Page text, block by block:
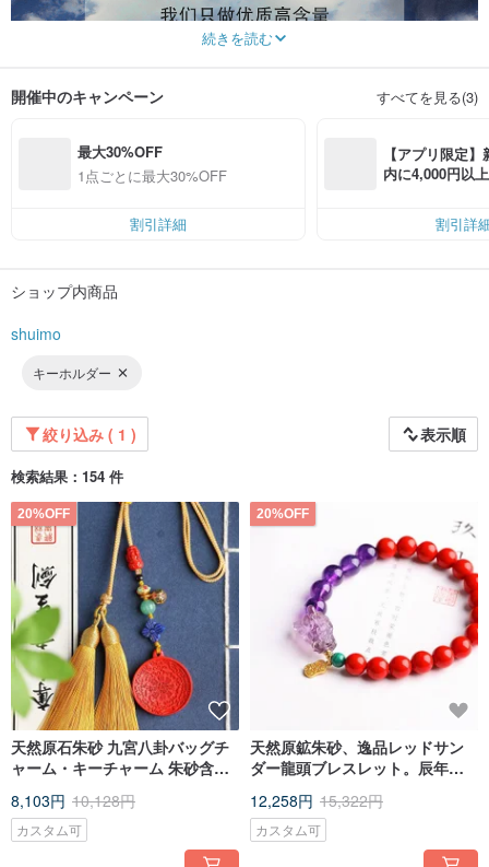
[The best quality cinnabar origin]
Our cinnabar producing area, Fenghuang County, Xiangxi, is located at the
junction of Xiangxi, Hunan and Tongren, Guizhou. This area contains one-third
of China's cinnabar mines and is an important cinnabar mine in China and the
world. The cinnabar Stone in western Hunan is rich in reserves and of special
quality. The color is bright red, the particles are huge and accompanied by
surrounding rocks, it is splendid and good for viewing.
続きを読む
開催中のキャンペーン すべてを見る(3)
最大30%OFF
1点ごとに最大30%OFF
割引詳細
【アプリ限定
内に4,000円以
割引詳
ショップ内商品
shuimo
キーホルダー
絞り込み ( 1 ) 表示順
検索結果：154 件
20%OFF
天然原石朱砂 九宮八卦バッグチ
ャーム・キーチャーム 朱砂含有
8,103円 10,128円
カスタム可
20%OFF
天然原鉱朱砂、逸品レッドサン
ダー龍頭ブレスレット。辰年の
の逸品。
12,258円 15,322円
カスタム可